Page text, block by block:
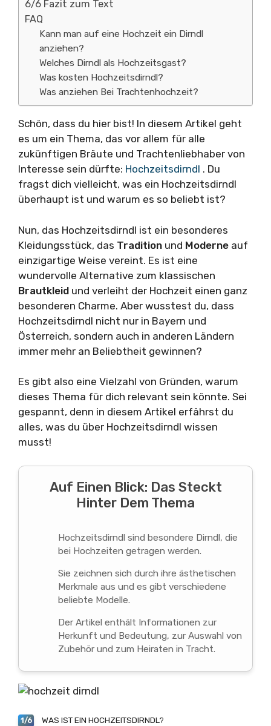
6/6 Fazit zum Text
FAQ
Kann man auf eine Hochzeit ein Dirndl
anziehen?
Welches Dirndl als Hochzeitsgast?
Was kosten Hochzeitsdirndl?
Was anziehen Bei Trachtenhochzeit?
Schön, dass du hier bist! In diesem Artikel geht
es um ein Thema, das vor allem für alle
zukünftigen Bräute und Trachtenliebhaber von
Interesse sein dürfte: Hochzeitsdirndl . Du
fragst dich vielleicht, was ein Hochzeitsdirndl
überhaupt ist und warum es so beliebt ist?
Nun, das Hochzeitsdirndl ist ein besonderes
Kleidungsstück, das Tradition und Moderne auf
einzigartige Weise vereint. Es ist eine
wundervolle Alternative zum klassischen
Brautkleid und verleiht der Hochzeit einen ganz
besonderen Charme. Aber wusstest du, dass
Hochzeitsdirndl nicht nur in Bayern und
Österreich, sondern auch in anderen Ländern
immer mehr an Beliebtheit gewinnen?
Es gibt also eine Vielzahl von Gründen, warum
dieses Thema für dich relevant sein könnte. Sei
gespannt, denn in diesem Artikel erfährst du
alles, was du über Hochzeitsdirndl wissen
musst!
Auf Einen Blick: Das Steckt
Hinter Dem Thema
Hochzeitsdirndl sind besondere Dirndl, die
bei Hochzeiten getragen werden.
Sie zeichnen sich durch ihre ästhetischen
Merkmale aus und es gibt verschiedene
beliebte Modelle.
Der Artikel enthält Informationen zur
Herkunft und Bedeutung, zur Auswahl von
Zubehör und zum Heiraten in Tracht.
1/6 WAS IST EIN HOCHZEITSDIRNDL?